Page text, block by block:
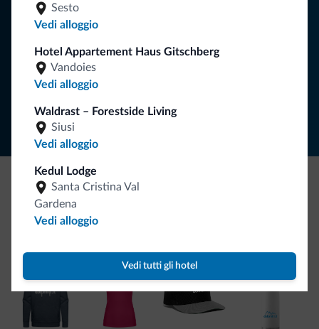
Sesto
Vedi alloggio
Hotel Appartement Haus Gitschberg
Vandoies
Vedi alloggio
Waldrast – Forestside Living
Siusi
Vedi alloggio
Kedul Lodge
Santa Cristina Val
Gardena
Vedi alloggio
Vedi tutti gli hotel
Be Original, scopri la nuova collezione
Ce l'avete chiesto in tanti. Ecco la nuova collezione firmata